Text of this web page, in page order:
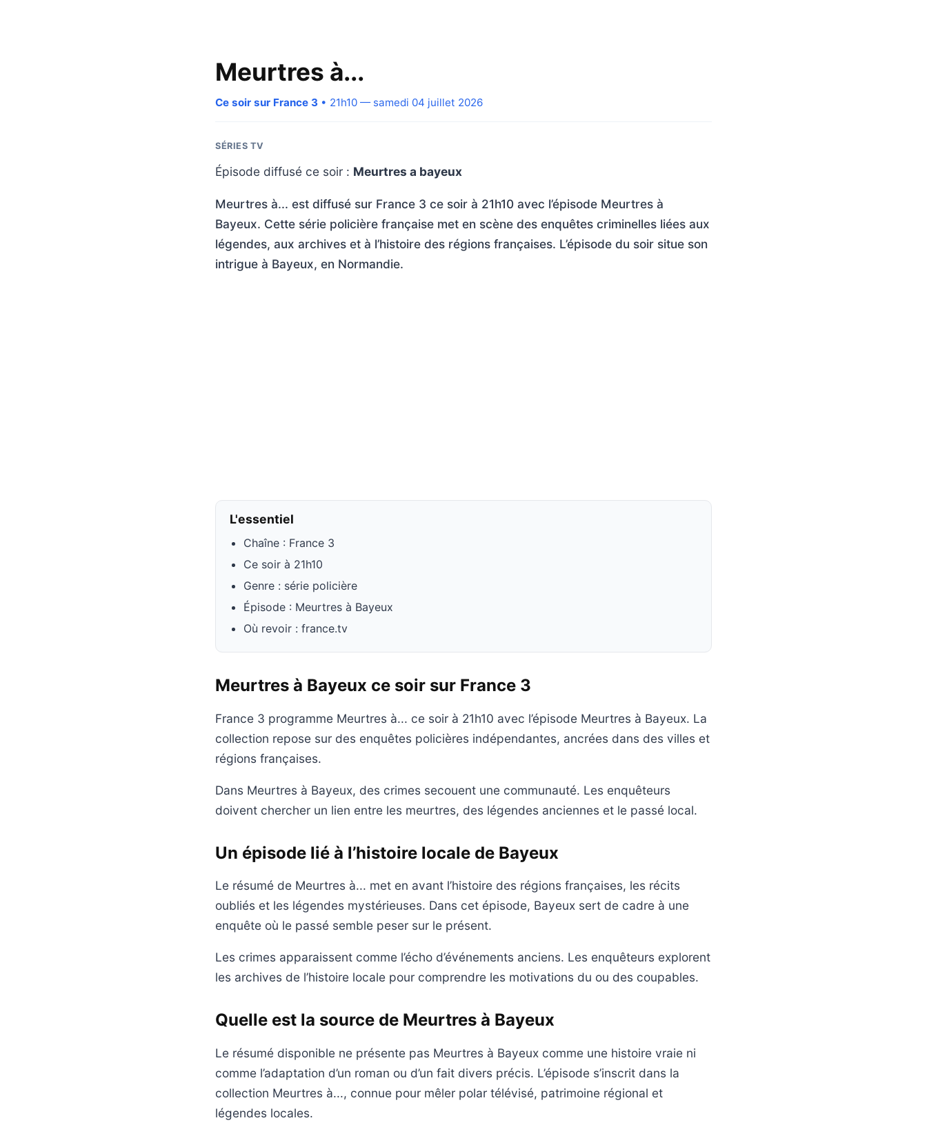
Meurtres à...
Ce soir sur France 3 • 21h10 — samedi 04 juillet 2026
SÉRIES TV
Épisode diffusé ce soir : Meurtres a bayeux
Meurtres à... est diffusé sur France 3 ce soir à 21h10 avec l’épisode Meurtres à
Bayeux. Cette série policière française met en scène des enquêtes criminelles liées aux
légendes, aux archives et à l’histoire des régions françaises. L’épisode du soir situe son
intrigue à Bayeux, en Normandie.
L'essentiel
Chaîne : France 3
Ce soir à 21h10
Genre : série policière
Épisode : Meurtres à Bayeux
Où revoir : france.tv
Meurtres à Bayeux ce soir sur France 3
France 3 programme Meurtres à... ce soir à 21h10 avec l’épisode Meurtres à Bayeux. La
collection repose sur des enquêtes policières indépendantes, ancrées dans des villes et
régions françaises.
Dans Meurtres à Bayeux, des crimes secouent une communauté. Les enquêteurs
doivent chercher un lien entre les meurtres, des légendes anciennes et le passé local.
Un épisode lié à l’histoire locale de Bayeux
Le résumé de Meurtres à... met en avant l’histoire des régions françaises, les récits
oubliés et les légendes mystérieuses. Dans cet épisode, Bayeux sert de cadre à une
enquête où le passé semble peser sur le présent.
Les crimes apparaissent comme l’écho d’événements anciens. Les enquêteurs explorent
les archives de l’histoire locale pour comprendre les motivations du ou des coupables.
Quelle est la source de Meurtres à Bayeux
Le résumé disponible ne présente pas Meurtres à Bayeux comme une histoire vraie ni
comme l’adaptation d’un roman ou d’un fait divers précis. L’épisode s’inscrit dans la
collection Meurtres à..., connue pour mêler polar télévisé, patrimoine régional et
légendes locales.